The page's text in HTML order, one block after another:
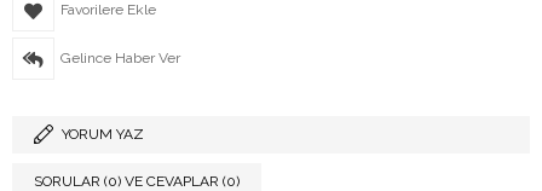
Favorilere Ekle
Gelince Haber Ver
YORUM YAZ
SORULAR (0) VE CEVAPLAR (0)